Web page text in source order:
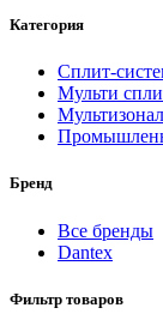
Категория
Сплит-
Мульти
Бренд
Все бренды
Dantex
Фильтр товаров